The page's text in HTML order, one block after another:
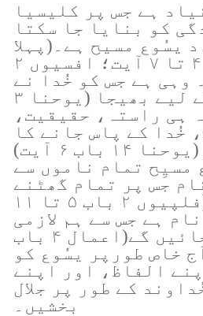
ہے جس پر کلیسیا
کو بنایا جا سکتا
یسُوع مسیح ہے۔(پہلا
پطرس ۲ باب ۴ تا ۷ آیت؛ افسیوں ۲
آیت)۔ وہی ہے جس کو خُدا نے
ہمیں بچانے کے لیے بھیجا (یوحنا ۳
وہ ہی راستہ، حقیقیت،
خُدا کے پاس جانے کا
واحد راستہ(یوحنا ۱۴ باب ۶ آیت)
مسیِح تمام ناموں سے
جس پر تمام گھٹنے
جھکیں گے (فلپیوں ۲ باب ۵ تا ۱۱
ہے جس سے ہم لازمی
طور پر بچائے جائیں گے(اعمال ۴ باب
آج خاص طورپر یسُوع کو
الفاظ، اور اپنے
کے طور پر جلال
بخشیں۔